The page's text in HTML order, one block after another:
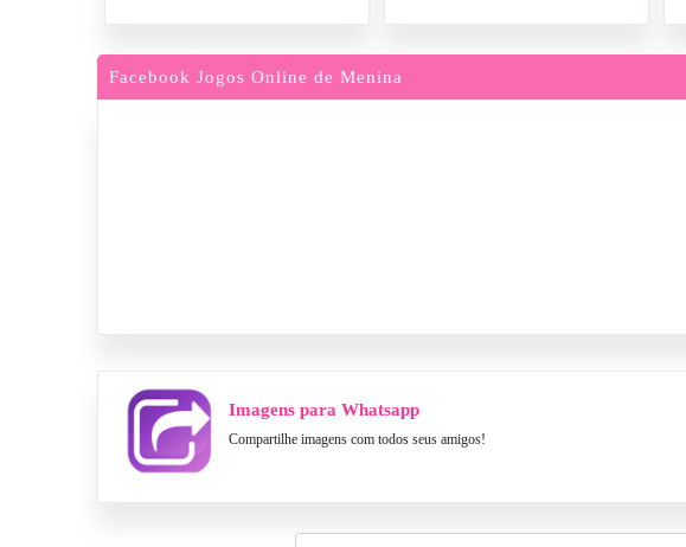
Facebook Jogos Online de Menina
Imagens para Whatsapp
Compartilhe imagens com todos seus amigos!